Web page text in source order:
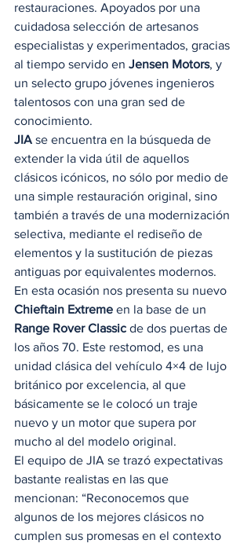
restauraciones. Apoyados por una
cuidadosa selección de artesanos
especialistas y experimentados, gracias
al tiempo servido en Jensen Motors, y
un selecto grupo jóvenes ingenieros
talentosos con una gran sed de
conocimiento.
JIA se encuentra en la búsqueda de
extender la vida útil de aquellos
clásicos icónicos, no sólo por medio de
una simple restauración original, sino
también a través de una modernización
selectiva, mediante el rediseño de
elementos y la sustitución de piezas
antiguas por equivalentes modernos.
En esta ocasión nos presenta su nuevo
Chieftain Extreme en la base de un
Range Rover Classic de dos puertas de
los años 70. Este restomod, es una
unidad clásica del vehículo 4×4 de lujo
británico por excelencia, al que
básicamente se le colocó un traje
nuevo y un motor que supera por
mucho al del modelo original.
El equipo de JIA se trazó expectativas
bastante realistas en las que
mencionan: “Reconocemos que
algunos de los mejores clásicos no
cumplen sus promesas en el contexto